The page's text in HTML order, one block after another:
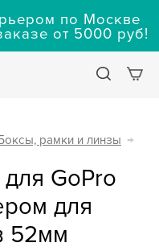
по Москве
от 5000 руб!
рамки и линзы →
GoPro
для
52мм